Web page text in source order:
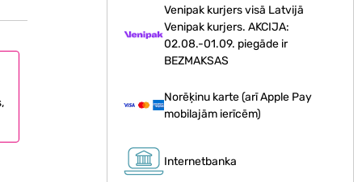
Venipak kurjers visā Latvijā
Venipak kurjers. AKCIJA:
02.08.-01.09. piegāde ir
BEZMAKSAS
Norēķinu karte (arī Apple Pay
mobilajām ierīcēm)
Internetbanka